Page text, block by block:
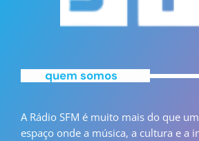
quem somos
A Rádio SFM é muito mais do que
espaço onde a música, a cultura e a